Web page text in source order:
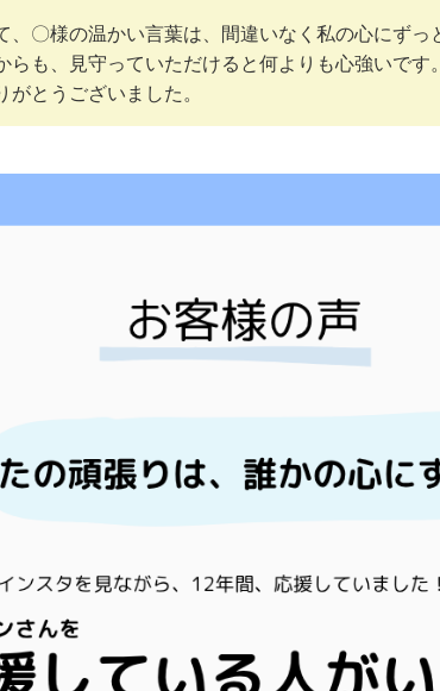
、〇様の温かい言葉は、間違いなく私の心にずっ
らも、見守っていただけると何よりも心強いです
がとうございました。